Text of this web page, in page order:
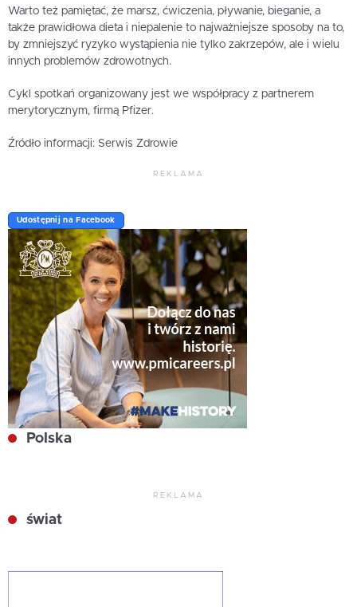
Warto też pamiętać, że marsz, ćwiczenia, pływanie, bieganie, a
także prawidłowa dieta i niepalenie to najważniejsze sposoby na to,
by zmniejszyć ryzyko wystąpienia nie tylko zakrzepów, ale i wielu
innych problemów zdrowotnych.
Cykl spotkań organizowany jest we współpracy z partnerem
merytorycznym, firmą Pfizer.
Źródło informacji: Serwis Zdrowie
REKLAMA
Udostępnij na Facebook
Polska
REKLAMA
świat